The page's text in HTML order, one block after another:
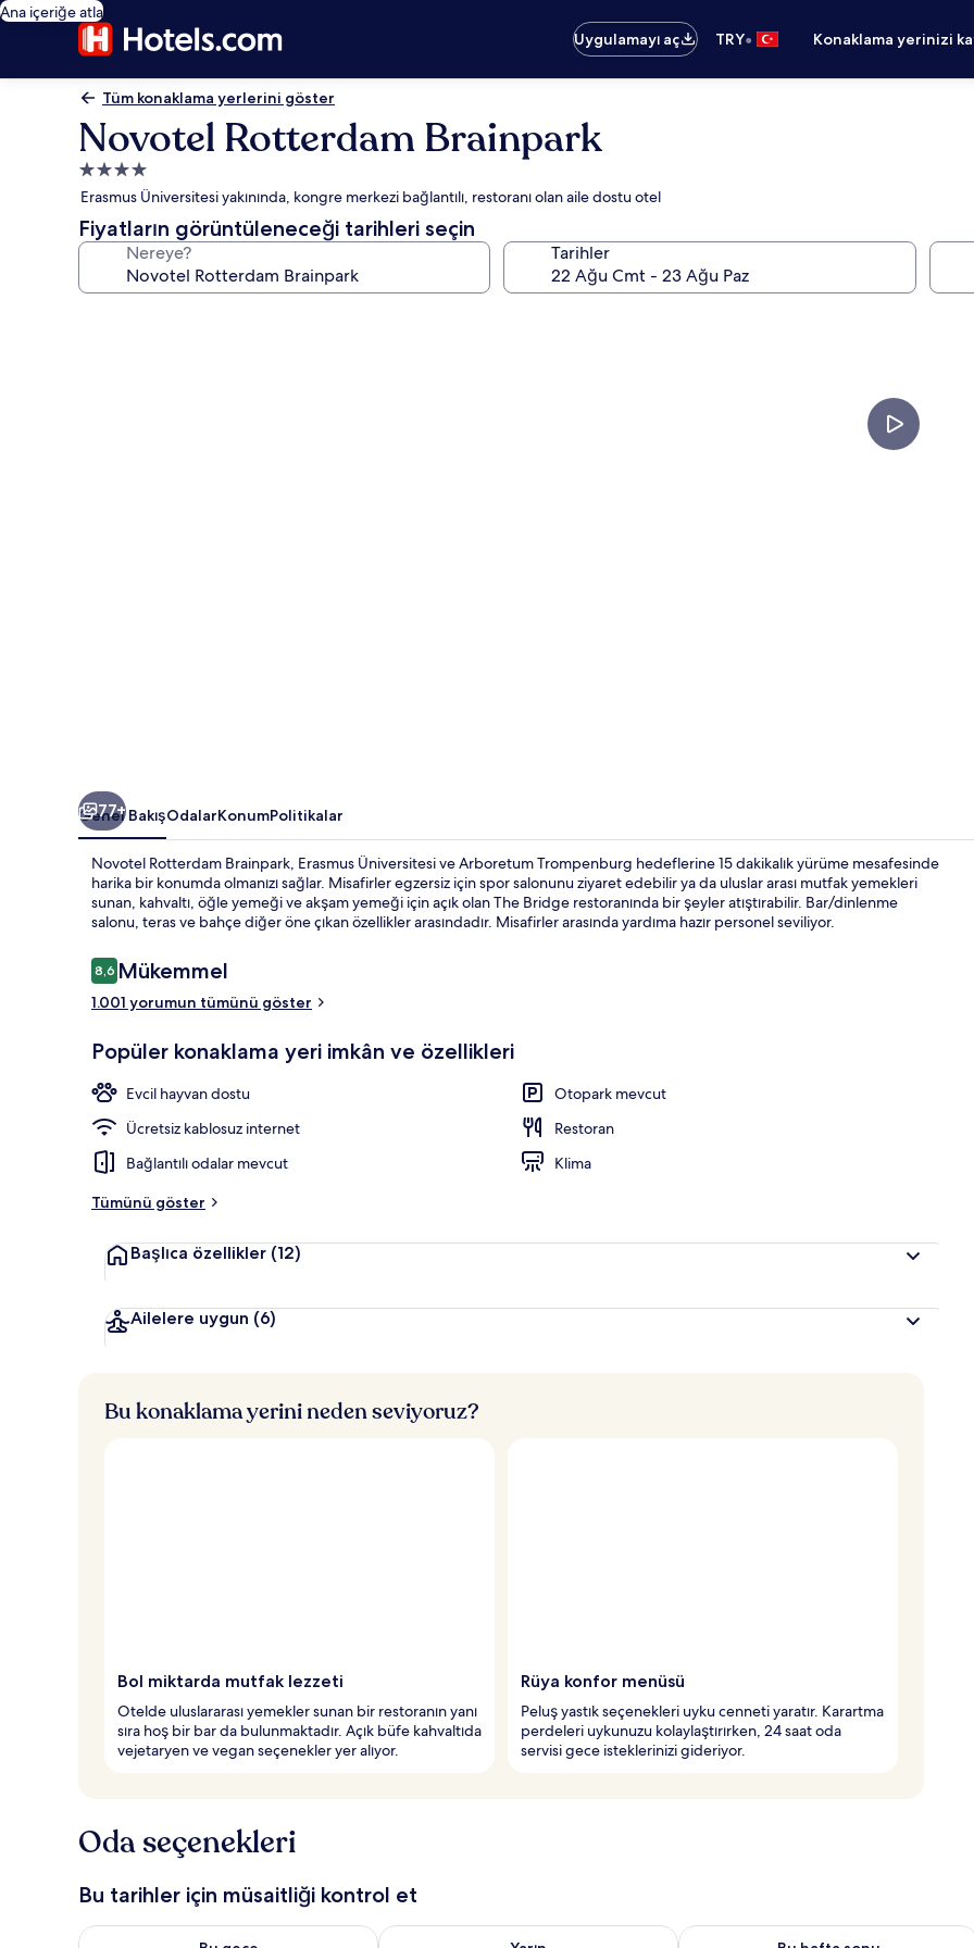
Ana içeriğe atla
Uygulamayı aç
TRY• Konaklama yerinizi
Tüm konaklama yerlerini göster
Novotel Rotterdam Brainpark
4.0
yıldızlı
konaklama
yeri
Erasmus Üniversitesi yakınında, kongre merkezi bağlantılı, restoranı olan aile dostu otel
Fiyatların görüntüleneceği tarihleri seçin
Nereye? Tarihler
Kahvaltı, öğle yemeği ve akşam yemeği sunulur
77+
Genel BakışOdalarKonumPolitikalar
Novotel Rotterdam Brainpark, Erasmus Üniversitesi ve Arboretum Trompenburg hedeflerine 15 dakikalık yürüme mesafesinde
harika bir konumda olmanızı sağlar. Misafirler egzersiz için spor salonunu ziyaret edebilir ya da uluslar arası mutfak yemekleri
sunan, kahvaltı, öğle yemeği ve akşam yemeği için açık olan The Bridge restoranında bir şeyler atıştırabilir. Bar/dinlenme
salonu, teras ve bahçe diğer öne çıkan özellikler arasındadır. Misafirler arasında yardıma hazır personel seviliyor.
Yorumlar
8,68,6/10
Mükemmel
1.001 yorumun tümünü göster
Popüler konaklama yeri imkân ve özellikleri
Evcil hayvan dostu
Otopark mevcut
Ücretsiz kablosuz internet
Restoran
Bağlantılı odalar mevcut
Klima
Tümünü göster
Başlıca özellikler (12)
Ailelere uygun (6)
Bu konaklama yerini neden seviyoruz?
Bol miktarda mutfak lezzeti
Otelde uluslararası yemekler sunan bir restoranın yanı
sıra hoş bir bar da bulunmaktadır. Açık büfe kahvaltıda
vejetaryen ve vegan seçenekler yer alıyor.
Rüya konfor menüsü
Peluş yastık seçenekleri uyku cenneti yaratır. Karartma
perdeleri uykunuzu kolaylaştırırken, 24 saat oda
servisi gece isteklerinizi gideriyor.
Oda seçenekleri
Bu tarihler için müsaitliği kontrol et
Bu gece için müsaitliği kontrol et Ağu 8 - Ağu 9Yarın için müsaitliği kontrol et Ağu 9 - Ağu 10Bu hafta sonu için müsaitliği kontrol et